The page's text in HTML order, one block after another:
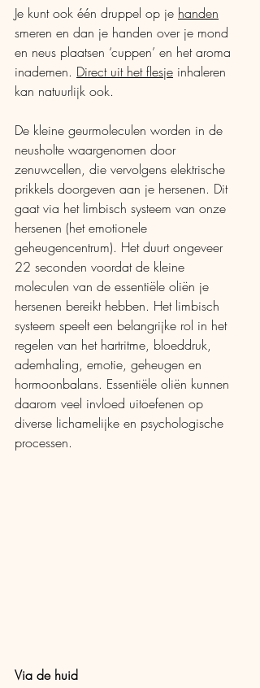
Je kunt ook één druppel op je handen
smeren en dan je handen over je mond
en neus plaatsen ‘cuppen’ en het aroma
inademen. Direct uit het flesje inhaleren
kan natuurlijk ook.
De kleine geurmoleculen worden in de
neusholte waargenomen door
zenuwcellen, die vervolgens elektrische
prikkels doorgeven aan je hersenen. Dit
gaat via het limbisch systeem van onze
hersenen (het emotionele
geheugencentrum). Het duurt ongeveer
22 seconden voordat de kleine
moleculen van de essentiële oliën je
hersenen bereikt hebben. Het limbisch
systeem speelt een belangrijke rol in het
regelen van het hartritme, bloeddruk,
ademhaling, emotie, geheugen en
hormoonbalans. Essentiële oliën kunnen
daarom veel invloed uitoefenen op
diverse lichamelijke en psychologische
processen.
Via de huid